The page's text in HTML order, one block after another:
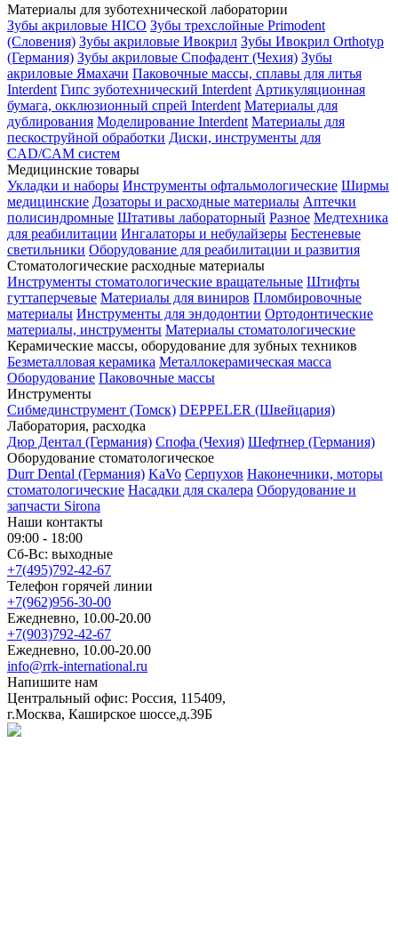
Материалы для зуботехнической лаборатории
Зубы акриловые HICO Зубы трехслойные Primodent
(Словения) Зубы акриловые Ивокрил Зубы Ивокрил Orthotyp
(Германия) Зубы акриловые Спофадент (Чехия) Зубы
акриловые Ямахачи Паковочные массы, сплавы для литья
Interdent Гипс зуботехнический Interdent Артикуляционная
бумага, окклюзионный спрей Interdent Материалы для
дублирования Моделирование Interdent Материалы для
пескоструйной обработки Диски, инструменты для
CAD/CAM систем
Медицинские товары
Укладки и наборы Инструменты офтальмологические Ширмы
медицинские Дозаторы и расходные материалы Аптечки
полисиндромные Штативы лабораторный Разное Медтехника
для реабилитации Ингалаторы и небулайзеры Бестеневые
светильники Оборудование для реабилитации и развития
Стоматологические расходные материалы
Инструменты стоматологические вращательные Штифты
гуттаперчевые Материалы для виниров Пломбировочные
материалы Инструменты для эндодонтии Ортодонтические
материалы, инструменты Материалы стоматологические
Керамические массы, оборудование для зубных техников
Безметалловая керамика Металлокерамическая масса
Оборудование Паковочные массы
Инструменты
Cибмединструмент (Томск) DEPPELER (Швейцария)
Лаборатория, расходка
Дюр Дентал (Германия) Спофа (Чехия) Шефтнер (Германия)
Оборудование стоматологическое
Durr Dental (Германия) KaVo Серпухов Наконечники, моторы
стоматологические Насадки для скалера Оборудование и
запчасти Sirona
Наши контакты
09:00 - 18:00
Сб-Вс: выходные
+7(495)792-42-67
Телефон горячей линии
+7(962)956-30-00
Ежедневно, 10.00-20.00
+7(903)792-42-67
Ежедневно, 10.00-20.00
info@rrk-international.ru
Напишите нам
Центральный офис: Россия, 115409,
г.Москва, Каширское шоссе,д.39Б